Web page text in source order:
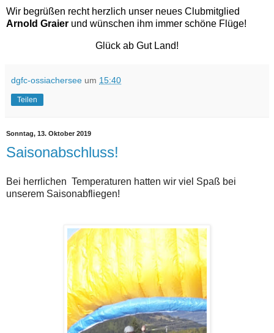
Wir begrüßen recht herzlich unser neues Clubmitglied
Arnold Graier und wünschen ihm immer schöne Flüge!
Glück ab Gut Land!
dgfc-ossiachersee um 15:40
Teilen
Sonntag, 13. Oktober 2019
Saisonabschluss!
Bei herrlichen Temperaturen hatten wir viel Spaß bei
unserem Saisonabfliegen!